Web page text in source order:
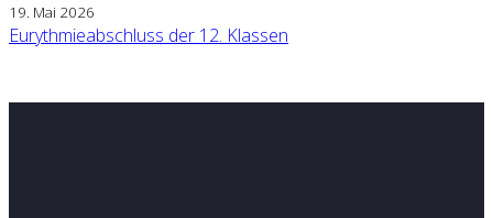
19. Mai 2026
Eurythmieabschluss der 12. Klassen